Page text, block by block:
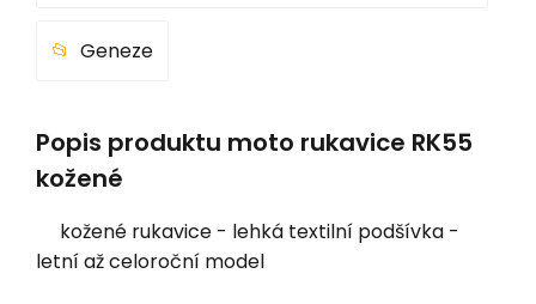
Geneze
Popis produktu moto rukavice RK55
kožené
kožené rukavice - lehká textilní podšívka -
letní až celoroční model